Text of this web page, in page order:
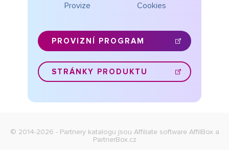
Provize Cookies
PROVIZNÍ PROGRAM
STRÁNKY PRODUKTU
© 2014-2026 - Partnery katalogu jsou Affiliate software AffilBox a
PartnerBox.cz